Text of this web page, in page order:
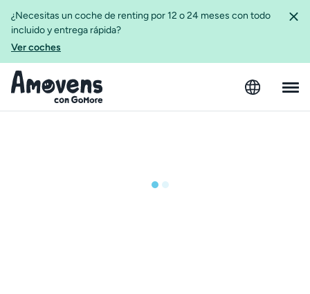
¿Necesitas un coche de renting por 12 o 24 meses con todo
incluido y entrega rápida?
Ver coches